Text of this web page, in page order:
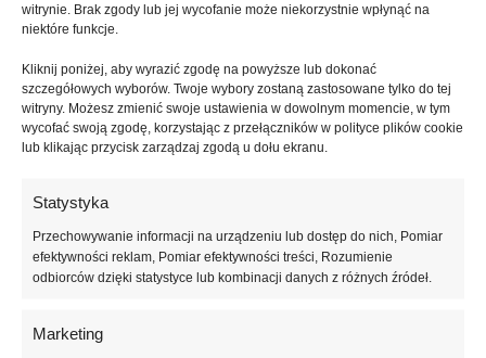
witrynie. Brak zgody lub jej wycofanie może niekorzystnie wpłynąć na
niektóre funkcje.
Kliknij poniżej, aby wyrazić zgodę na powyższe lub dokonać
szczegółowych wyborów. Twoje wybory zostaną zastosowane tylko do tej
witryny. Możesz zmienić swoje ustawienia w dowolnym momencie, w tym
wycofać swoją zgodę, korzystając z przełączników w polityce plików cookie
lub klikając przycisk zarządzaj zgodą u dołu ekranu.
Statystyka
Przechowywanie informacji na urządzeniu lub dostęp do nich, Pomiar
efektywności reklam, Pomiar efektywności treści, Rozumienie
odbiorców dzięki statystyce lub kombinacji danych z różnych źródeł.
Marketing
Przeznaczenie:
podłogi na gruncie w budownictwie mieszkaniowym i
użyteczności publicznej przy małych obciążeniach
podłogi na wszelkiego rodzaju stropach o sztywnej konstrukcji
dachy płaskie z dowolną warstwą hydroizolacji
tarasy, balkony
Wymiar płyt: 1000×500 mm
Grubość płyt płaskich:od 20 mm ze stopniowaniem co 10 mm
Wykończenie krawędzi: